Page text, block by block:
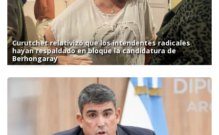
Curutchet relativizó que los intendentes radicales
hayan respaldado en bloque la candidatura de
Berhongaray